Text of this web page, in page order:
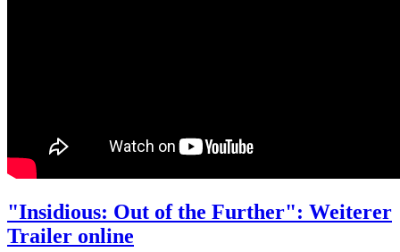
"Insidious: Out of the Further": Weiterer
Trailer online